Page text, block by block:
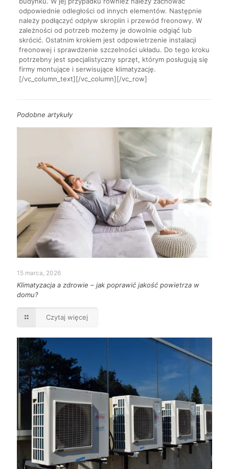
odpowiednie odległości od innych elementów. Następnie
należy podłączyć odpływ skroplin i przewód freonowy. W
zależności od potrzeb możemy je dowolnie odgiąć lub
skrócić. Ostatnim krokiem jest odpowietrzenie instalacji
freonowej i sprawdzenie szczelności układu. Do tego kroku
potrzebny jest specjalistyczny sprzęt, którym posługują się
firmy montujące i serwisujące klimatyzację.
[/vc_column_text][/vc_column][/vc_row]
Podobne artykuły
15 marca, 2026
Klimatyzacja a zdrowie – jak poprawić jakość powietrza w
domu?
Czytaj więcej